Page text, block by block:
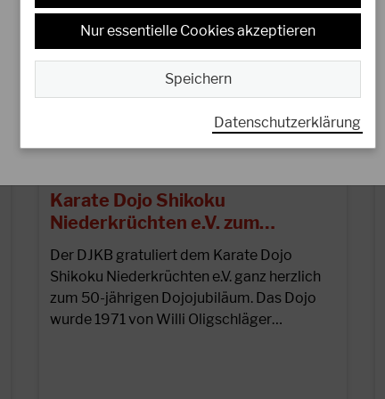
Nur essentielle Cookies akzeptieren
Speichern
Datenschutzerklärung
04.10.2022
Karate Dojo Shikoku
Niederkrüchten e.V. zum…
Der DJKB gratuliert dem Karate Dojo
Shikoku Niederkrüchten e.V. ganz herzlich
zum 50-jährigen Dojojubiläum. Das Dojo
wurde 1971 von Willi Oligschläger…